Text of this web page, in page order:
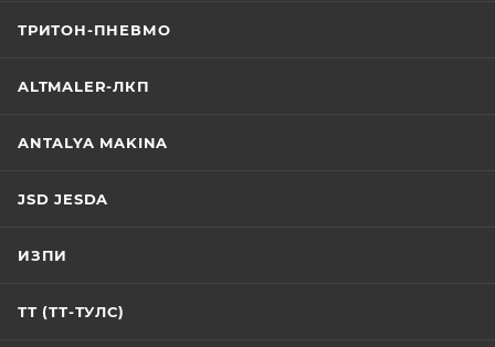
ТРИТОН-ПНЕВМО
ALTMALER-ЛКП
ANTALYA MAKINA
JSD JESDA
ИЗПИ
ТТ (ТТ-ТУЛС)